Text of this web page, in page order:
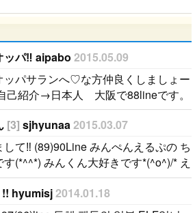
..
です)^o^( 슈
퍼주니어를
좋아합니다＾
＾ I love SUP
ER JUNIOR
＾＾ELFのみ
お友達になっ
てください(^
○^) 엘프 여러
분 사이 좋게
るぷの ちち
ぽんです(*^^
*) みんくん大
好きです*(^o
^)/* えるぷち
んぐ 募集し
よろしくお願
いしますー
ッパ‼ aipabo 2015.05.09
ッパサランへ♡な方仲良くしましょー
己紹介→日本人 大阪で88lineです。
己紹介よろしくです♡..
[3] sjhyunaa2015.03.07
して‼︎ (89)90Line みんぺんえるぷの ち
す(*^^*) みんくん大好きです*(^o^)/* え
ぐ 募集しています(^^) よろしくお願い
♪..
!! hyumisj2014.01.18